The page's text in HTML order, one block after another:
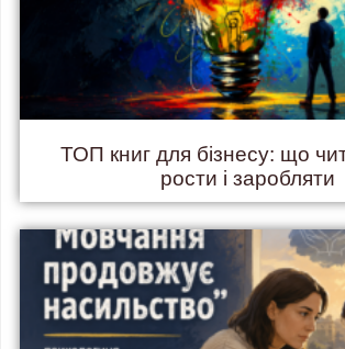
ТОП книг для бізнесу: що
рости і заробляти